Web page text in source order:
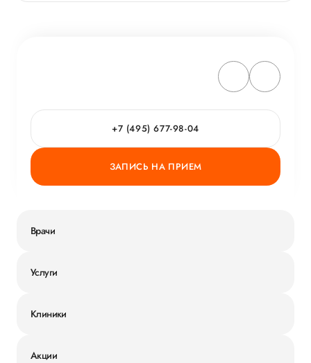
+7 (495) 677-98-04
ЗАПИСЬ НА ПРИЕМ
Врачи
Услуги
Клиники
Акции